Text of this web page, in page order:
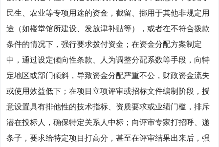
民生、农业等专项用途的资金，截留、挪用于其他非规定用
途（如楼堂馆所建设、发放津补贴等），或者在不符合拨款
条件的情况下，强行要求拨付资金；在资金分配方案制定
中，通过设定倾向性条款、人为调整分配系数等手段，向特
定地区或部门倾斜，导致资金分配严重不公，财政资金流失
或使用效益低下；在项目立项评审或招标文件编制阶段，授
意设置具有排他性的技术指标、资质要求或业绩门槛，排斥
潜在投标人，确保特定关系人中标；向评审专家打招呼、递
条子，要求给特定项目打高分，甚至在评审结果出来后，强